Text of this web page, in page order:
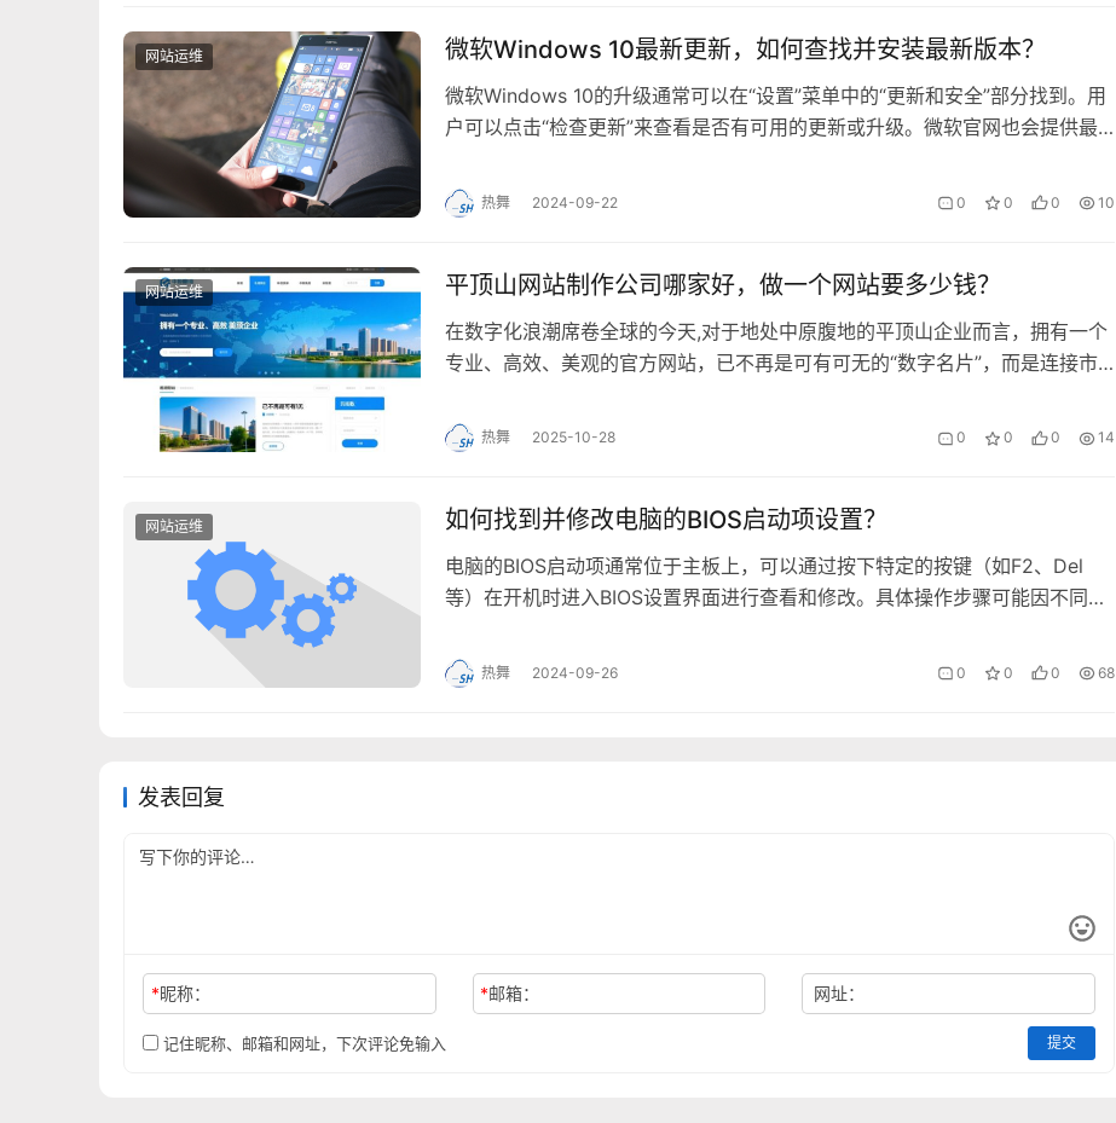
网站运维 微软Windows 10最新更新，如何查找并安装最新版本？
微软Windows 10的升级通常可以在“设置”菜单中的“更新和安全”部分找到。用
户可以点击“检查更新”来查看是否有可用的更新或升级。微软官网也会提供最
热舞 2024-09-22 0 0 0 10
网站运维 平顶山网站制作公司哪家好，做一个网站要多少钱？
在数字化浪潮席卷全球的今天,对于地处中原腹地的平顶山企业而言，拥有一个
专业、高效、美观的官方网站，已不再是可有可无的“数字名片”，而是连接市
司，成为企业迈向成功数字化转型的关键一步，为何选择专业的平顶山网站制
作公司？面对市场上琳琅满目的选择,许……
热舞 2025-10-28 0 0 0 14
网站运维 如何找到并修改电脑的BIOS启动项设置？
电脑的BIOS启动项通常位于主板上，可以通过按下特定的按键（如F2、Del
等）在开机时进入BIOS设置界面进行查看和修改。具体操作步骤可能因不同品
热舞 2024-09-26 0 0 0 68
发表回复
*昵称： *邮箱： 网址：
记住昵称、邮箱和网址，下次评论免输入 提交